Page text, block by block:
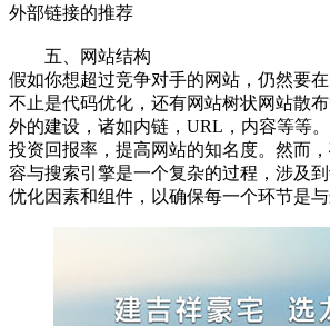
外部链接的推荐
五、网站结构
假如你想超过竞争对手的网站，仍然要
不止是代码优化，还有网站树状网站散
外的建设，诸如内链，URL，内容等等
投资回报率，提高网站的知名度。然而
容与搜索引擎是一个复杂的过程，涉及
优化因素和组件，以确保每一个环节是与